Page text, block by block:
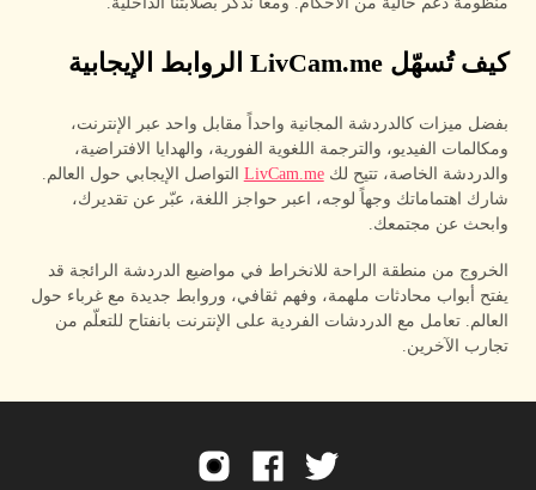
كيف تُسهّل LivCam.me الروابط الإيجابية
بفضل ميزات كالدردشة المجانية واحداً مقابل واحد عبر الإنترنت،
ومكالمات الفيديو، والترجمة اللغوية الفورية، والهدايا الافتراضية،
والدردشة الخاصة، تتيح لكLivCam.me التواصل الإيجابي حول العالم.
شارك اهتماماتك وجهاً لوجه، اعبر حواجز اللغة، عبّر عن تقديرك،
وابحث عن مجتمعك.
الخروج من منطقة الراحة للانخراط في مواضيع الدردشة الرائجة قد
يفتح أبواب محادثات ملهمة، وفهم ثقافي، وروابط جديدة مع غرباء حول
العالم. تعامل مع الدردشات الفردية على الإنترنت بانفتاح للتعلّم من
تجارب الآخرين.